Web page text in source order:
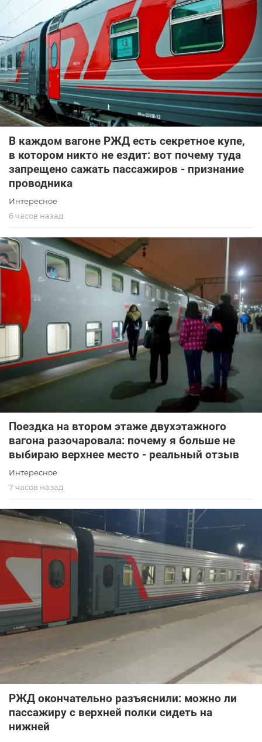
В каждом вагоне РЖД есть секретное купе,
в котором никто не ездит: вот почему туда
запрещено сажать пассажиров - признание
проводника
Интересное
6 часов назад
Поездка на втором этаже двухэтажного
вагона разочаровала: почему я больше не
выбираю верхнее место - реальный отзыв
Интересное
7 часов назад
РЖД окончательно разъяснили: можно ли
пассажиру с верхней полки сидеть на
нижней